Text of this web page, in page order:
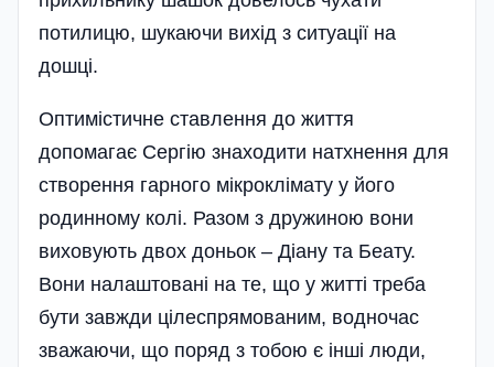
потилицю, шукаючи вихід з ситуації на
дошці.
Оптимістичне ставлення до життя
допомагає Сергію знаходити натхнення для
створення гарного мікроклімату у його
родинному колі. Разом з дружиною вони
виховують двох доньок – Діану та Беату.
Вони налаштовані на те, що у житті треба
бути завжди цілеспрямованим, водночас
зважаючи, що поряд з тобою є інші люди,